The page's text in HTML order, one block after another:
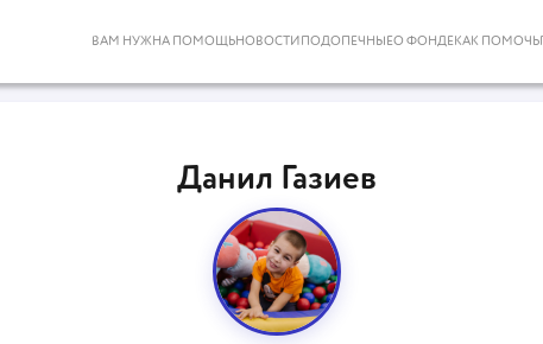
ВАМ НУЖНА ПОМОЩЬНОВОСТИ ПОДОПЕЧНЫЕО ФОНДЕ КАК ПОМОЧЬ
Данил Газиев